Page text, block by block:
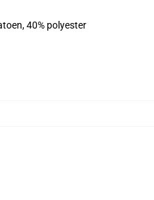
40% polyester